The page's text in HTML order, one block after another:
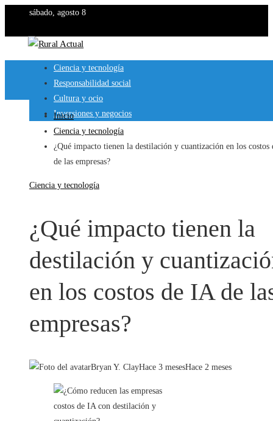
sábado, agosto 8
Ciencia y tecnología
Responsabilidad social
Cultura y ocio
Inversiones y negocios
Inicio
Ciencia y tecnología
¿Qué impacto tienen la destilación y cuantización en los costos
de las empresas?
Ciencia y tecnología
¿Qué impacto tienen la
destilación y
en los costos de IA de
empresas?
Bryan Y. ClayHace 3 mesesHace 2 meses